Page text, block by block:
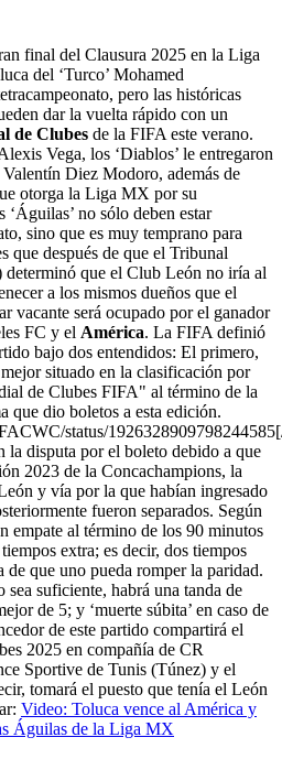
final del Clausura 2025 en la Liga
del ‘Turco’ Mohamed
pero las históricas
dar la vuelta rápido con un
de Clubes de la FIFA este verano.
Vega, los ‘Diablos’ le entregaron
Diez Modoro, además de
otorga la Liga MX por su
no sólo deben estar
sino que es muy temprano para
que después de que el Tribunal
que el Club León no iría al
a los mismos dueños que el
vacante será ocupado por el ganador
FC y el América. La FIFA definió
bajo dos entendidos: El primero,
situado en la clasificación por
de Clubes FIFA" al término de la
que dio boletos a esta edición.
status/
disputa por el boleto debido a que
2023 de la Concachampions, la
y vía por la que habían ingresado
fueron separados. Según
empate al término de los 90 minutos
extra; es decir, dos tiempos
de que uno pueda romper la paridad.
suficiente, habrá una tanda de
de 5; y ‘muerte súbita’ en caso de
de este partido compartirá el
2025 en compañía de CR
Sportive de Tunis (Túnez) y el
tomará el puesto que tenía el León
Video: Toluca vence al América y
Águilas de la Liga MX